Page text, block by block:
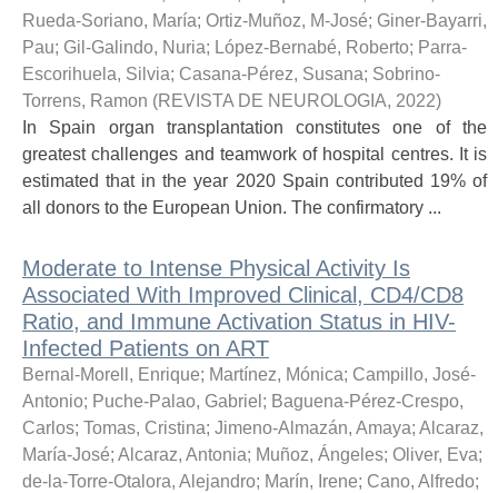
Rueda-Soriano, María; Ortiz-Muñoz, M-José; Giner-Bayarri,
Pau; Gil-Galindo, Nuria; López-Bernabé, Roberto; Parra-
Escorihuela, Silvia; Casana-Pérez, Susana; Sobrino-
Torrens, Ramon (REVISTA DE NEUROLOGIA, 2022)
In Spain organ transplantation constitutes one of the
greatest challenges and teamwork of hospital centres. It is
estimated that in the year 2020 Spain contributed 19% of
all donors to the European Union. The confirmatory ...
Moderate to Intense Physical Activity Is
Associated With Improved Clinical, CD4/CD8
Ratio, and Immune Activation Status in HIV-
Infected Patients on ART
Bernal-Morell, Enrique; Martínez, Mónica; Campillo, José-
Antonio; Puche-Palao, Gabriel ; Baguena-Pérez-Crespo,
Carlos; Tomas, Cristina; Jimeno-Almazán, Amaya; Alcaraz,
María-José; Alcaraz, Antonia; Muñoz, Ángeles; Oliver, Eva;
de-la-Torre-Otalora, Alejandro; Marín, Irene; Cano, Alfredo;